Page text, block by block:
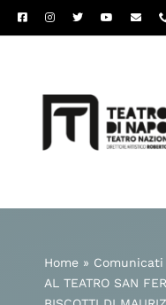
Salta
al
Home»
AL TEATRO SAN